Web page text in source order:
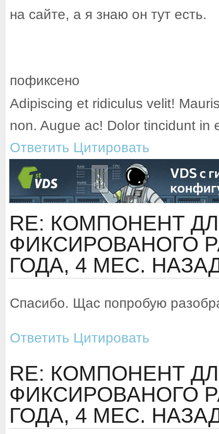
на сайте, а я знаю он тут есть.
пофиксено
Adipiscing et ridiculus velit!
non. Augue ac! Dolor tincidunt in
Ответить Цитировать
RE: КОМПОНЕНТ
ФИКСИРОВАНОГО
ГОДА, 4 МЕС.
Спасибо. Щас попробую
Ответить Цитировать
RE: КОМПОНЕНТ
ФИКСИРОВАНОГО
ГОДА, 4 МЕС.